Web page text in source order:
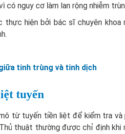
nguy cơ làm lan rộng nhiễm
hiện bởi bác sĩ chuyên khoa
tinh trùng và tinh dịch
tuyến
từ tuyến tiền liệt để kiểm tra và
thuật thường được chỉ định khi